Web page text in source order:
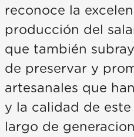
reconoce la
producción del
que también
de preservar y
artesanales que
y la calidad de
largo de